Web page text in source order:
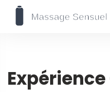
Expérience